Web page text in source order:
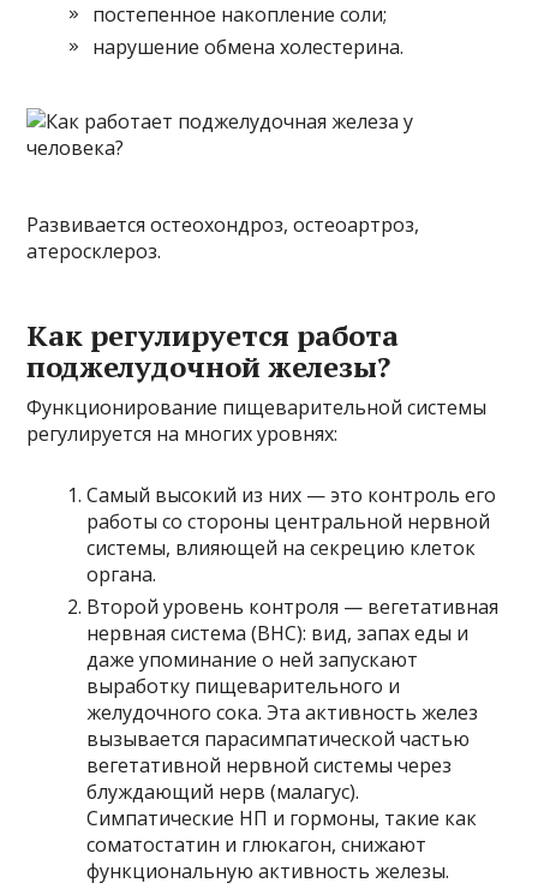
постепенное накопление соли;
нарушение обмена холестерина.
Развивается остеохондроз, остеоартроз,
атеросклероз.
Как регулируется работа
поджелудочной железы?
Функционирование пищеварительной системы
регулируется на многих уровнях:
Самый высокий из них — это контроль его
работы со стороны центральной нервной
системы, влияющей на секрецию клеток
органа.
Второй уровень контроля — вегетативная
нервная система (ВНС): вид, запах еды и
даже упоминание о ней запускают
выработку пищеварительного и
желудочного сока. Эта активность желез
вызывается парасимпатической частью
вегетативной нервной системы через
блуждающий нерв (малагус).
Симпатические НП и гормоны, такие как
соматостатин и глюкагон, снижают
функциональную активность железы.